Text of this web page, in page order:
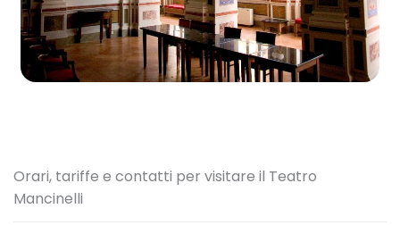
Orari, tariffe e contatti per visitare il Teatro
Mancinelli